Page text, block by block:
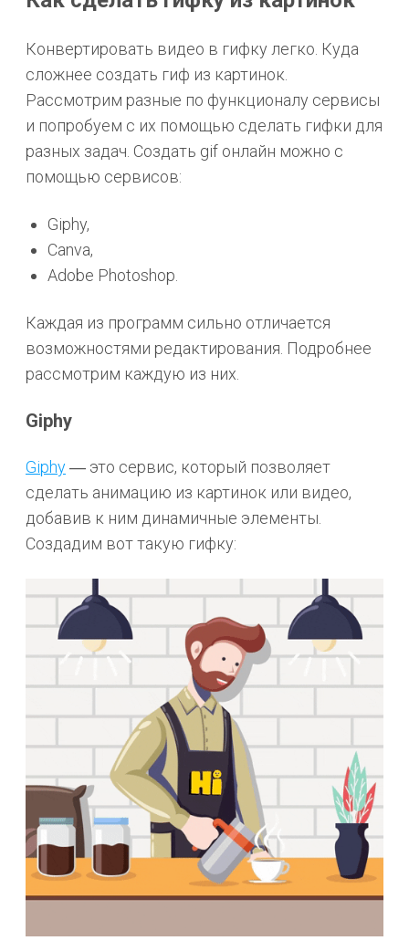
Конвертировать видео в гифку легко. Куда
сложнее создать гиф из картинок.
Рассмотрим разные по функционалу сервисы
и попробуем с их помощью сделать гифки для
разных задач. Создать gif онлайн можно с
помощью сервисов:
Giphy,
Canva,
Adobe Photoshop.
Каждая из программ сильно отличается
возможностями редактирования. Подробнее
рассмотрим каждую из них.
Giphy
Giphy― это сервис, который позволяет
сделать анимацию из картинок или видео,
добавив к ним динамичные элементы.
Создадим вот такую гифку: